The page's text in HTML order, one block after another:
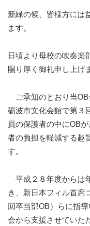
新緑の候、皆様方には
ます。
日頃より母校の吹奏楽
賜り厚く御礼申し上げ
ご承知のとおり当OB
砺波市文化会館で第３
員の保護者の中にOB
者の負担を軽減する趣
す。
平成２８年度からは
き、新日本フィル首席
回卒当部OB）らに指
会から支援させていた